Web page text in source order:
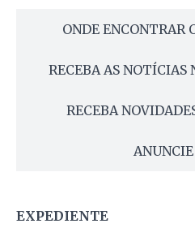
ONDE ENCONTRAR
RECEBA AS NOTÍCIAS
RECEBA
EXPEDIENTE